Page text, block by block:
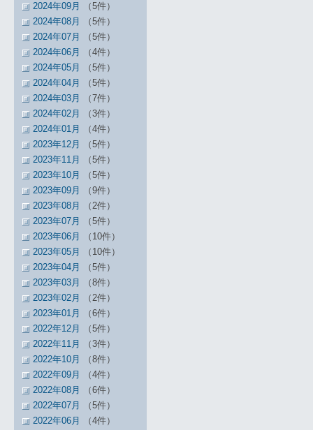
2024年09月
（5件）
2024年08月
（5件）
2024年07月
（5件）
2024年06月
（4件）
2024年05月
（5件）
2024年04月
（5件）
2024年03月
（7件）
2024年02月
（3件）
2024年01月
（4件）
2023年12月
（5件）
2023年11月
（5件）
2023年10月
（5件）
2023年09月
（9件）
2023年08月
（2件）
2023年07月
（5件）
2023年06月
（10件）
2023年05月
（10件）
2023年04月
（5件）
2023年03月
（8件）
2023年02月
（2件）
2023年01月
（6件）
2022年12月
（5件）
2022年11月
（3件）
2022年10月
（8件）
2022年09月
（4件）
2022年08月
（6件）
2022年07月
（5件）
2022年06月
（4件）